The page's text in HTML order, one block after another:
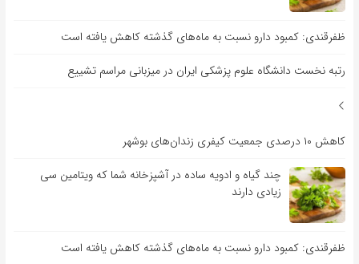
ظفرقندی: کمبود دارو نسبت به ماه‌های گذشته کاهش یافته است
رتبه نخست دانشگاه علوم پزشکی ایران در میزبانی مراسم تشییع
کاهش ۱۰ درصدی جمعیت کیفری زندان‌های بوشهر
چند گیاه و ادویه ساده در آشپزخانه شما که ویتامین سی
زیادی دارند
ظفرقندی: کمبود دارو نسبت به ماه‌های گذشته کاهش یافته است